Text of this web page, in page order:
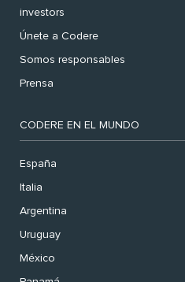
investors
Únete a Codere
Somos responsables
Prensa
CODERE EN EL MUNDO
España
Italia
Argentina
Uruguay
México